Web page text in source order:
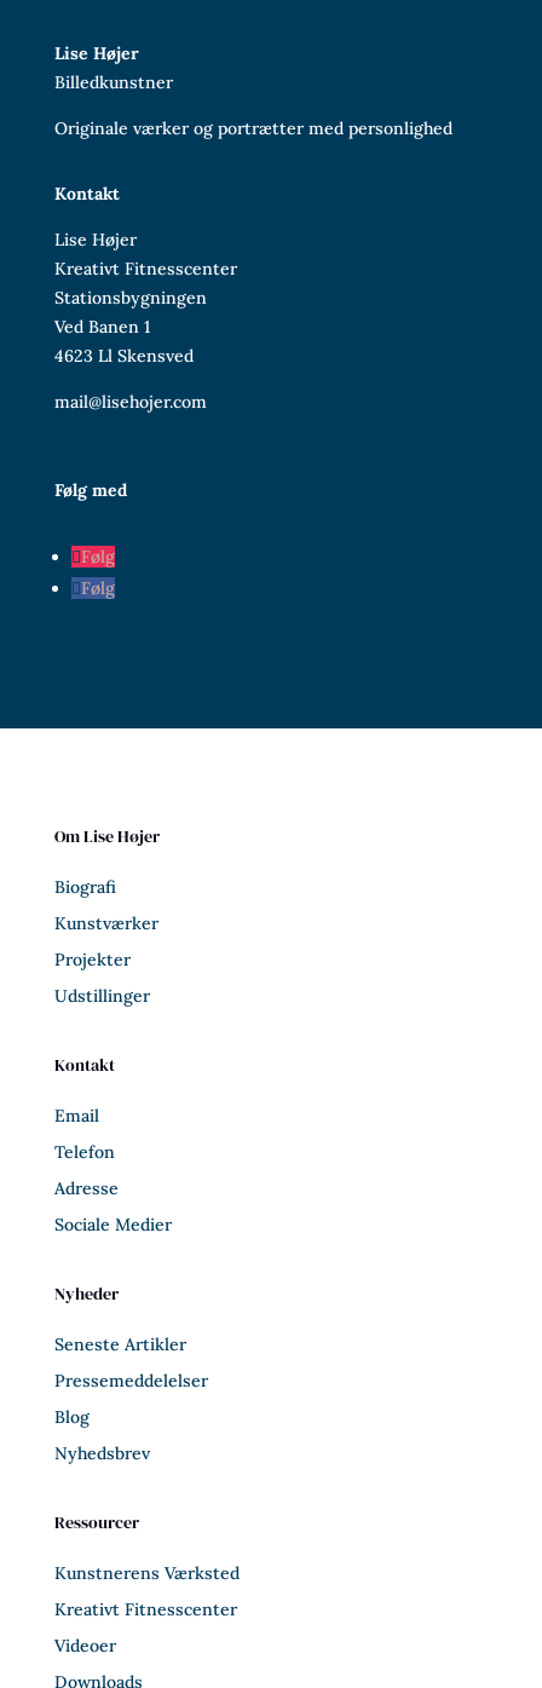
Lise Højer
Billedkunstner
Originale værker og portrætter med personlighed
Kontakt
Lise Højer
Kreativt Fitnesscenter
Stationsbygningen
Ved Banen 1
4623 Ll Skensved
mail@lisehojer.com
Følg med
Følg
Følg
Om Lise Højer
Biografi
Kunstværker
Projekter
Udstillinger
Kontakt
Email
Telefon
Adresse
Sociale Medier
Nyheder
Seneste Artikler
Pressemeddelelser
Blog
Nyhedsbrev
Ressourcer
Kunstnerens Værksted
Kreativt Fitnesscenter
Videoer
Downloads